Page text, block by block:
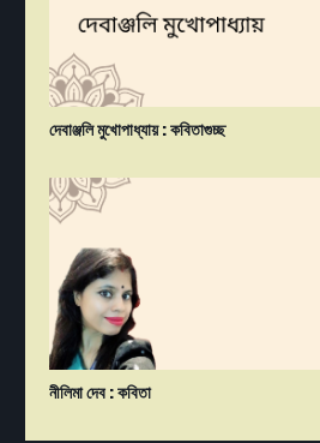
দেবাঞ্জলি মুখোপাধ্যায় : কবিতাগুচ্ছ
নীলিমা দেব : কবিতা